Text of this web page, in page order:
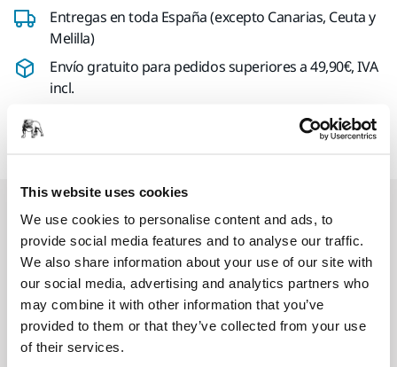
This website uses cookies
We use cookies to personalise content and ads, to
provide social media features and to analyse our traffic.
We also share information about your use of our site with
our social media, advertising and analytics partners who
may combine it with other information that you’ve
provided to them or that they’ve collected from your use
of their services.
Entregas en toda España (excepto Canarias, Ceuta y
Melilla)
Envío gratuito para pedidos superiores a 49,90€, IVA
incl.
Nuestros servicios
Servicio Posventa exclusivo de Mirka
Atención al Cliente de Mirka
Garantía Mirka para Máquinas